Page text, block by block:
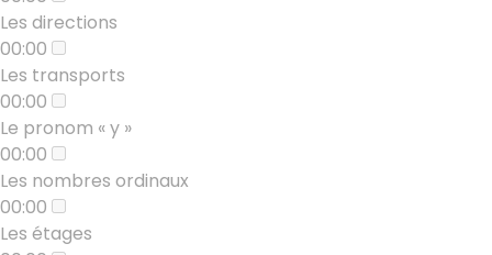
Les directions
00:00
Les transports
00:00
Le pronom « y »
00:00
Les nombres ordinaux
00:00
Les étages